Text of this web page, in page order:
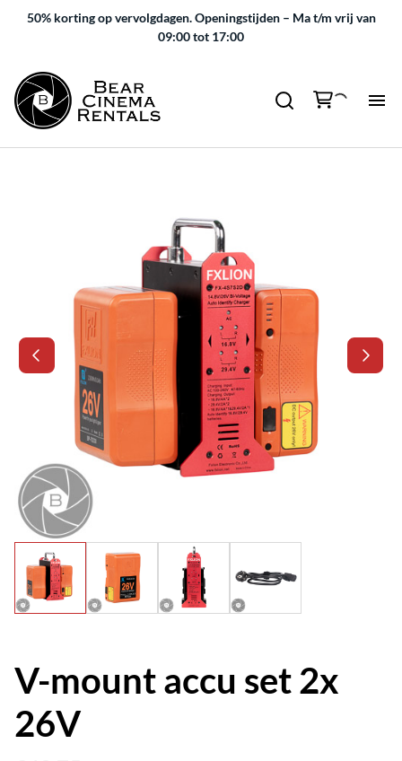
50% korting op vervolgdagen. Openingstijden – Ma t/m vrij van
09:00 tot 17:00
V-mount accu set 2x
26V